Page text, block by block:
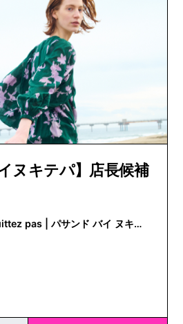
ヌキテパ】店長候補
ンド バイ ヌキテ